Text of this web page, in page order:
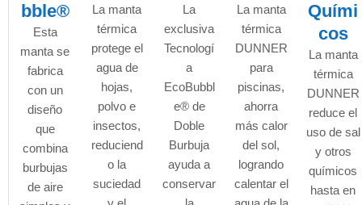
bble®
Esta
manta se
fabrica
con un
diseño
que
combina
burbujas
de aire
La manta
térmica
protege el
agua de
hojas,
polvo e
insectos,
reduciend
o la
suciedad
La
exclusiva
Tecnologí
a
EcoBubbl
e® de
Doble
Burbuja
ayuda a
conservar
La manta
térmica
DUNNER
para
piscinas,
ahorra
más calor
del sol,
logrando
calentar el
Quími
cos
La manta
térmica
DUNNER
reduce el
uso de sal
y otros
químicos
hasta en